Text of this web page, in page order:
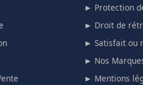
► Protection
► Droit de
► Satisfait ou
► Nos
► Mentions